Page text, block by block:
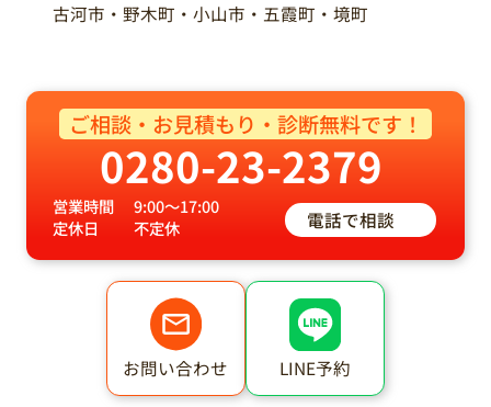
古河市・野木町・小山市・五霞町・境町
ご相談・お見積もり・診断無料です！
0280-23-2379
営業時間
9:00～17:00
定休日
不定休 電話で相談
お問い合わせ LINE予約